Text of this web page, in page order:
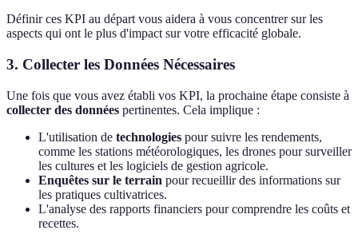
Définir ces KPI au départ vous aidera à vous concentrer sur les
aspects qui ont le plus d'impact sur votre efficacité globale.
3. Collecter les Données Nécessaires
Une fois que vous avez établi vos KPI, la prochaine étape consiste à
collecter des données pertinentes. Cela implique :
L'utilisation de technologies pour suivre les rendements,
comme les stations météorologiques, les drones pour surveiller
les cultures et les logiciels de gestion agricole.
Enquêtes sur le terrain pour recueillir des informations sur
les pratiques cultivatrices.
L'analyse des rapports financiers pour comprendre les coûts et
recettes.